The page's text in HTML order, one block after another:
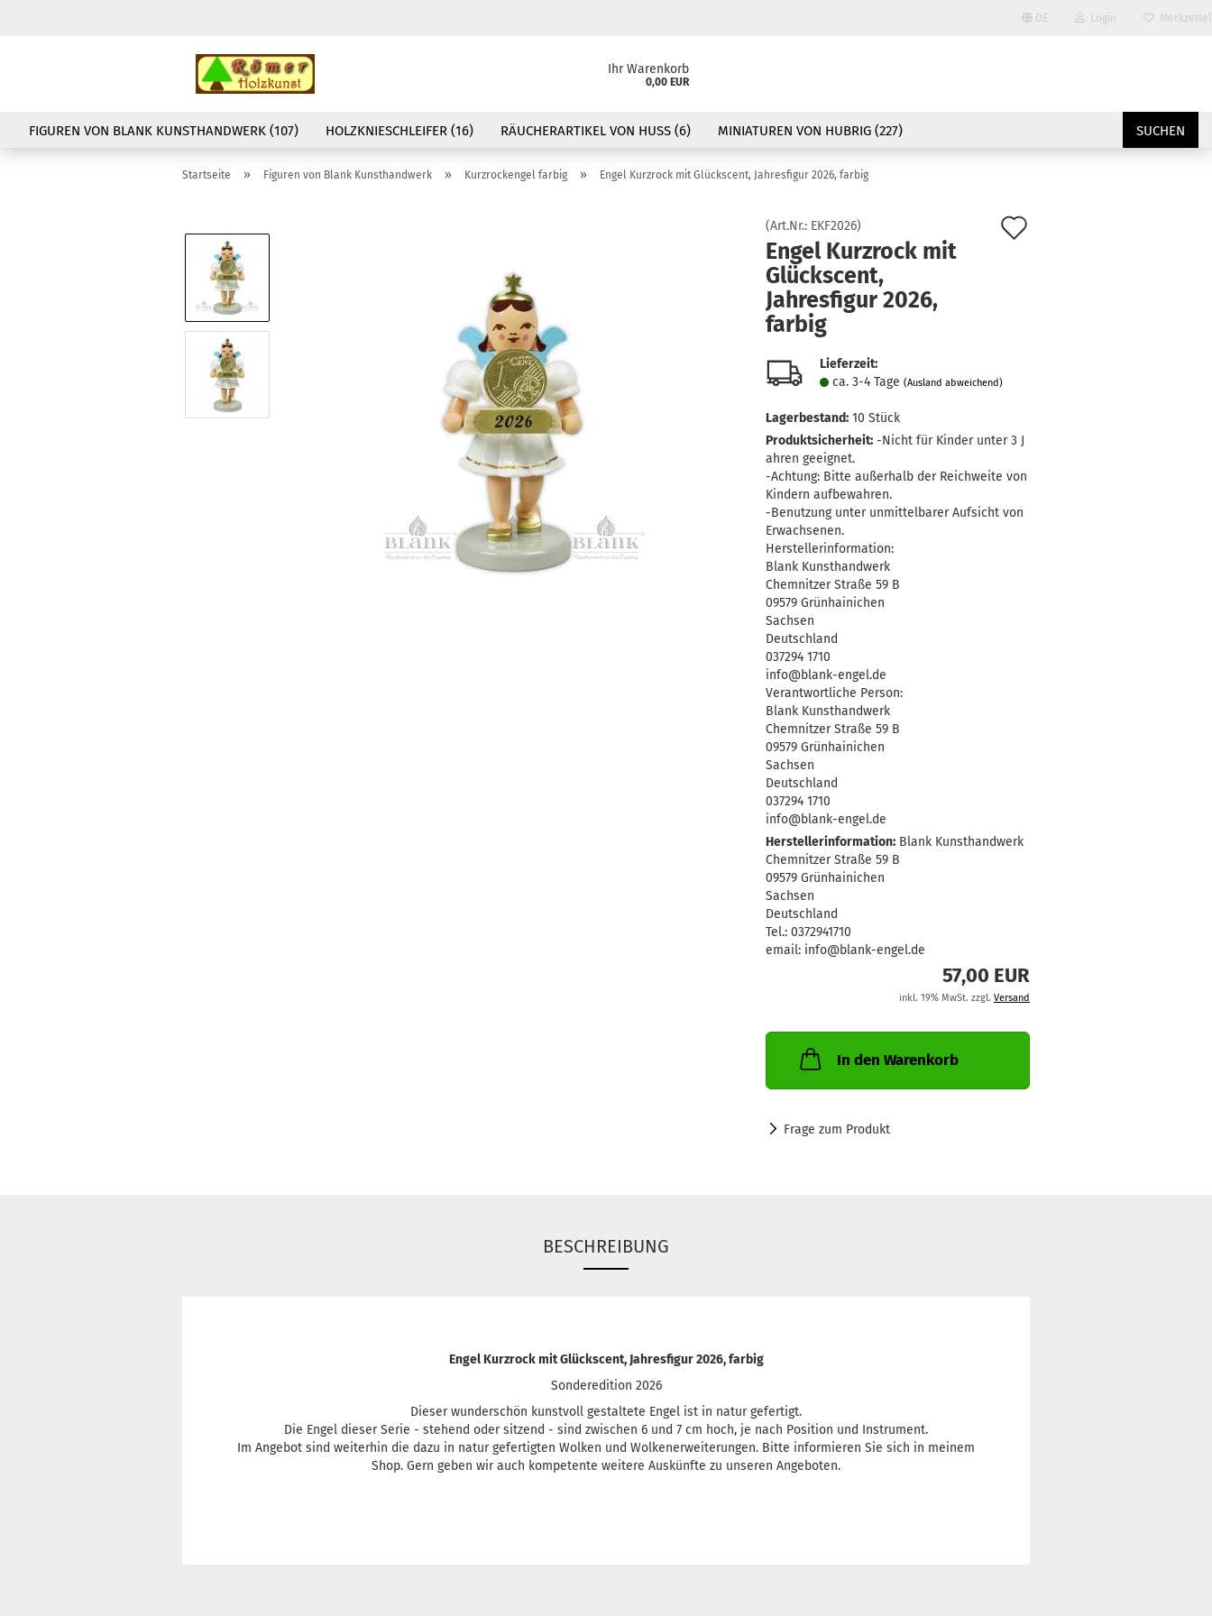
DE
Lieferland
Login
Konto erstellen
Passwort vergessen?
Merkzettel
Ihr Warenkorb
0,00 EUR
FIGUREN VON BLANK KUNSTHANDWERK (107) HOLZKNIESCHLEIFER (16) RÄUCHERARTIKEL VON HUSS (6) MINIATUREN VON HUBRIG (227) SUCHEN
Startseite » Figuren von Blank Kunsthandwerk » Kurzrockengel farbig » Engel Kurzrock mit Glückscent, Jahresfigur 2026, farbig
(Art.Nr.: EKF2026)
Engel Kurzrock mit
Glückscent,
Jahresfigur 2026,
farbig
Lieferzeit:
ca. 3-4 Tage (Ausland abweichend)
Lagerbestand: 10 Stück
Produktsicherheit: -Nicht für Kinder unter 3 J
ahren geeignet.
-Achtung: Bitte außerhalb der Reichweite von
Kindern aufbewahren.
-Benutzung unter unmittelbarer Aufsicht von
Erwachsenen.
Herstellerinformation:
Blank Kunsthandwerk
Chemnitzer Straße 59 B
09579 Grünhainichen
Sachsen
Deutschland
037294 1710
info@blank-engel.de
Verantwortliche Person:
Blank Kunsthandwerk
Chemnitzer Straße 59 B
09579 Grünhainichen
Sachsen
Deutschland
037294 1710
info@blank-engel.de
Herstellerinformation: Blank Kunsthandwerk
Chemnitzer Straße 59 B
09579 Grünhainichen
Sachsen
Deutschland
Tel.: 0372941710
email: info@blank-engel.de
57,00 EUR
inkl. 19% MwSt. zzgl. Versand
In den Warenkorb
Frage zum Produkt
BESCHREIBUNG
Engel Kurzrock mit Glückscent, Jahresfigur 2026, farbig
Sonderedition 2026
Dieser wunderschön kunstvoll gestaltete Engel ist in natur gefertigt.
Die Engel dieser Serie - stehend oder sitzend - sind zwischen 6 und 7 cm hoch, je nach Position und Instrument.
Im Angebot sind weiterhin die dazu in natur gefertigten Wolken und Wolkenerweiterungen. Bitte informieren Sie sich in meinem
Shop. Gern geben wir auch kompetente weitere Auskünfte zu unseren Angeboten.